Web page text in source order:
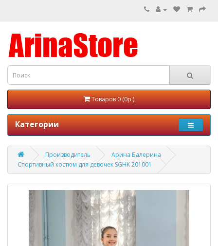
Товаров 0 (0р.)
Категории
Производитель
Арина Балерина
Спортивный костюм для девочек SGHK 201001